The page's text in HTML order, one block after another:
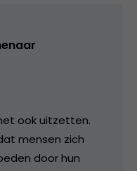
ook uitzetten.
mensen zich
door hun